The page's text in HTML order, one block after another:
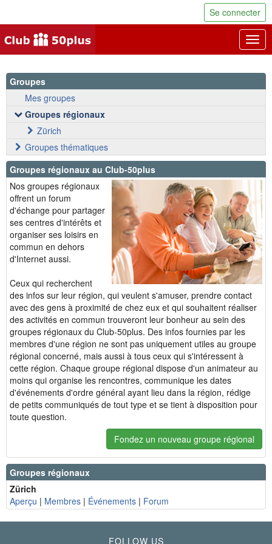
Se connecter
Groupes
Mes groupes
Groupes régionaux
Zürich
Groupes thématiques
Groupes régionaux au Club-50plus
Nos groupes régionaux
offrent un forum
d'échange pour partager
ses centres d'intérêts et
organiser ses loisirs en
commun en dehors
d'Internet aussi.
Ceux qui recherchent
des infos sur leur région, qui veulent s'amuser, prendre contact
avec des gens à proximité de chez eux et qui souhaitent réaliser
des activités en commun trouveront leur bonheur au sein des
groupes régionaux du Club-50plus. Des infos fournies par les
membres d'une région ne sont pas uniquement utiles au groupe
régional concerné, mais aussi à tous ceux qui s'intéressent à
cette région. Chaque groupe régional dispose d'un animateur au
moins qui organise les rencontres, communique les dates
d'événements d'ordre général ayant lieu dans la région, rédige
de petits communiqués de tout type et se tient à disposition pour
toute question.
Fondez un nouveau groupe régional
Groupes régionaux
Zürich
Aperçu | Membres | Événements | Forum
FOLLOW US